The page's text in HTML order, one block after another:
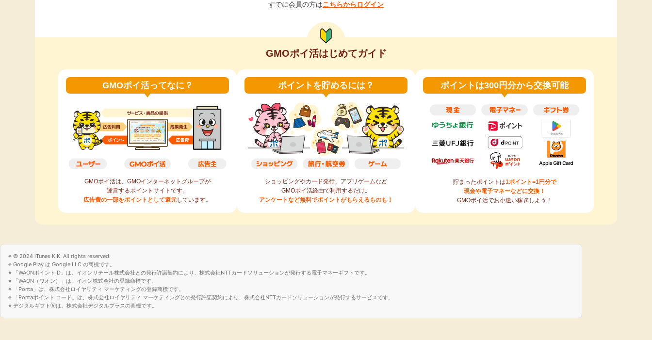
本サービスに関連した、各種情報のご案内のため
本サービスの品質向上や新商品・新サービスの開発のために、お客様個人
を特定できない状態において統計データとして利用するため
個人情報取扱いの委託
当社は事業運営上、前項利用目的の範囲に限って個人情報を外部に委託する
ことがあります。この場合、個人情報保護水準の高い委託先を選定し、個人
情報の適正管理・機密保持についての契約を交わし、適切な管理を実施させ
ます。
個人情報の開示等の請求
ご本人様は、当社に対してご自身の個人情報の開示等（利用目的の通知、開
示、内容の訂正・追加・削除、利用の停止または消去、第三者への提供の停
止）に関して、下記の当社問合わせ窓口に申し出ることができます。その
対応いたします。
【お問合せ窓口】
GMO NIKKO株式会社 個人情報問合せ窓口
〒150-0043 東京都渋谷区道玄坂1-2-3渋谷フクラス
個人情報を提供されることの任意性について
す。
ご本人が容易に認識できない方法による取得及び暗号化通信について
当社サイトでは必要に応じてクッキー（Cookies）を使用することがありま
すでに会員の方はこちらからログイン
GMOポイ活はじめてガイド
GMOポイ活ってなに？
GMOポイ活は、GMOインターネットグループが
運営するポイントサイトです。
広告費の一部をポイントとして還元しています。
ポイントを貯めるには？
ショッピングやカード発行、アプリゲームなど
GMOポイ活経由で利用するだけ。
アンケートなど無料でポイントがもらえるものも！
ポイントは300円分から交換可能
貯まったポイントは1ポイント=1円分で
現金や電子マネーなどに交換！
GMOポイ活でお小遣い稼ぎしよう！
© 2024 iTunes K.K. All rights reserved.
Google Play は Google LLC の商標です。
「WAONポイントID」は、イオンリテール株式会社との発行許諾契約により、株式会社NTTカードソリューションが発行する電子マネーギフトです。
「WAON（ワオン）」は、イオン株式会社の登録商標です。
「Ponta」は、株式会社ロイヤリティ マーケティングの登録商標です。
「Pontaポイント コード」は、株式会社ロイヤリティ マーケティングとの発行許諾契約により、株式会社NTTカードソリューションが発行するサービスです。
デジタルギフト🄬は、株式会社デジタルプラスの商標です。